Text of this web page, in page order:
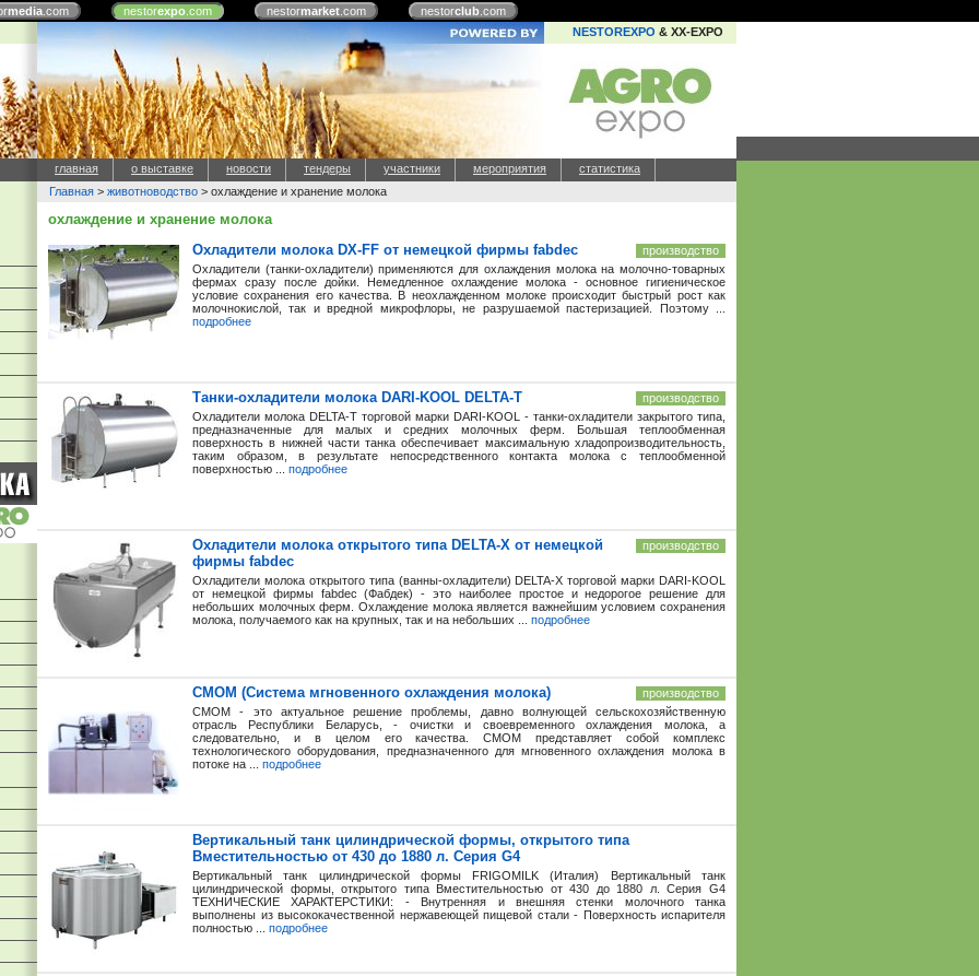
media.com nestorexpo.com nestormarket.com nestorclub.com
NESTOREXPO & XX-EXPO
главная о выставке новости тендеры участники мероприятия статистика
Главная > животноводство > охлаждение и хранение молока
охлаждение и хранение молока
производство
Охладители молока DX-FF от немецкой фирмы fabdec
Охладители (танки-охладители) применяются для охлаждения молока на молочно-товарных
фермах сразу после дойки. Немедленное охлаждение молока - основное гигиеническое
условие сохранения его качества. В неохлажденном молоке происходит быстрый рост как
молочнокислой, так и вредной микрофлоры, не разрушаемой пастеризацией. Поэтому ...
подробнее
производство
Танки-охладители молока DARI-KOOL DELTA-T
Охладители молока DELTA-T торговой марки DARI-KOOL - танки-охладители закрытого типа,
предназначенные для малых и средних молочных ферм. Большая теплообменная
поверхность в нижней части танка обеспечивает максимальную хладопроизводительность,
таким образом, в результате непосредственного контакта молока с теплообменной
поверхностью ... подробнее
производство
Охладители молока открытого типа DELTA-X от немeцкой
фирмы fabdec
Охладители молока открытого типа (ванны-охладители) DELTA-X торговой марки DARI-KOOL
от немецкой фирмы fabdec (Фабдек) - это наиболее простое и недорогое решение для
небольших молочных ферм. Охлаждение молока является важнейшим условием сохранения
молока, получаемого как на крупных, так и на небольших ... подробнее
производство
СМОМ (Система мгновенного охлаждения молока)
СМОМ - это актуальное решение проблемы, давно волнующей сельскохозяйственную
отрасль Республики Беларусь, - очистки и своевременного охлаждения молока, а
следовательно, и в целом его качества. СМОМ представляет собой комплекс
технологического оборудования, предназначенного для мгновенного охлаждения молока в
потоке на ... подробнее
Вертикальный танк цилиндрической формы, открытого типа
Вместительностью от 430 до 1880 л. Cерия G4
Вертикальный танк цилиндрической формы FRIGOMILK (Италия) Вертикальный танк
цилиндрической формы, открытого типа Вместительностью от 430 до 1880 л. Cерия G4
ТЕХНИЧЕСКИЕ ХАРАКТЕРСТИКИ: - Внутренняя и внешняя стенки молочного танка
выполнены из высококачественной нержавеющей пищевой стали - Поверхность испарителя
полностью ... подробнее